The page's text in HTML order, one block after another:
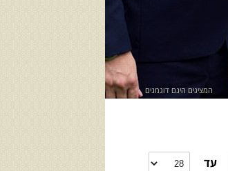
המציגים הינם דוגמנים
עד